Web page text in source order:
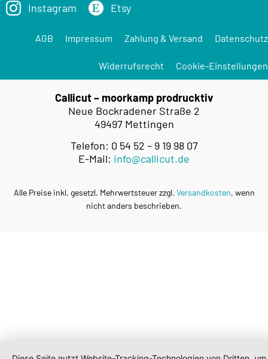
Instagram Etsy
AGB Impressum Zahlung & Versand Datenschutz
Widerrufsrecht Cookie-Einstellungen
Callicut – moorkamp prodrucktiv
Neue Bockradener Straße 2
49497 Mettingen
Telefon: 0 54 52 – 9 19 98 07
E-Mail: info@callicut.de
Alle Preise inkl. gesetzl. Mehrwertsteuer zzgl. Versandkosten, wenn
nicht anders beschrieben.